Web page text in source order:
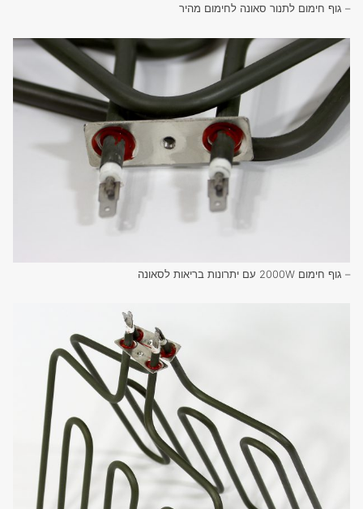
– גוף חימום לתנור סאונה לחימום מהיר
– גוף חימום 2000W עם יתרונות בריאות לסאונה